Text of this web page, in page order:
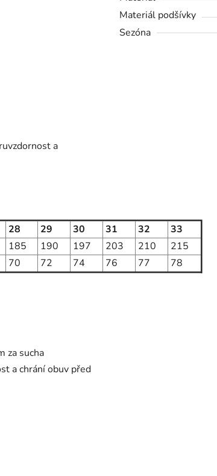
a
28 29 30 31 32
33
185 190 197 203 210
215
70 72 74 76 77 78
za sucha
a chrání obuv před
Materiál podšívky
Sezóna